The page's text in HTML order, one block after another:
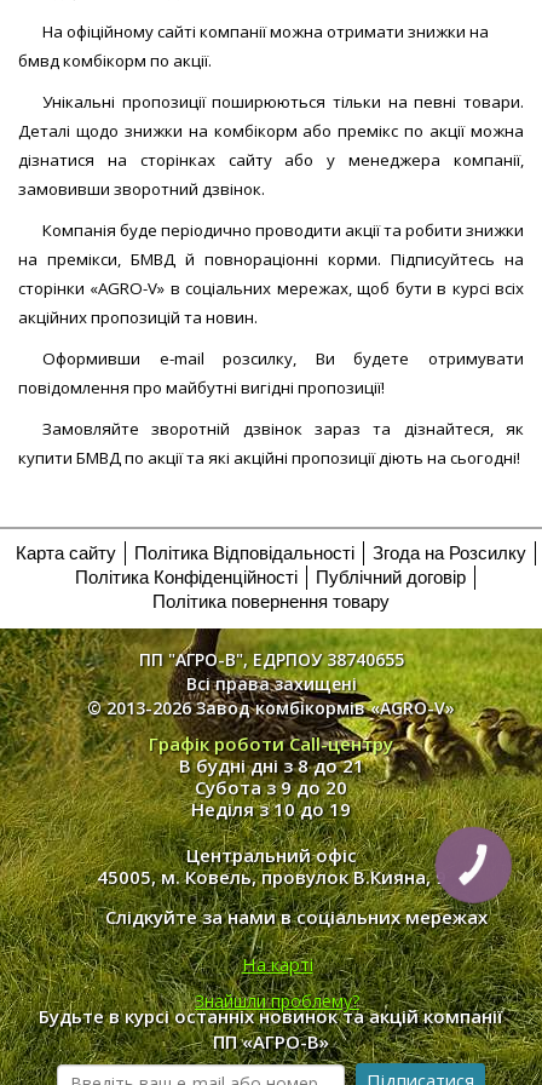
Дозування (граммов БМВД/ килограмм корма):150
Упаковка:паперовий пакет, 10, 25 кг
5/5 29 відгуків
В наявності
На офіційному сайті компанії можна отримати знижки на
бмвд комбікорм по акції.
Унікальні пропозиції поширюються тільки на певні товари.
Деталі щодо знижки на комбікорм або премікс по акції можна
дізнатися на сторінках сайту або у менеджера компанії,
замовивши зворотний дзвінок.
Компанія буде періодично проводити акції та робити знижки
на премікси, БМВД й повнораціонні корми. Підписуйтесь на
сторінки «AGRO-V» в соціальних мережах, щоб бути в курсі всіх
акційних пропозицій та новин.
Оформивши e-mail розсилку, Ви будете отримувати
повідомлення про майбутні вигідні пропозиції!
Замовляйте зворотній дзвінок зараз та дізнайтеся, як
купити БМВД по акції та які акційні пропозиції діють на сьогодні!
Карта сайту Політика Відповідальності
Згода на Розсилку
Політика Конфіденційності
Публічний договір
Політика повернення товару
ПП "АГРО-В", ЕДРПОУ 38740655
Всі права захищені
© 2013-2026 Завод комбікормів «AGRO-V»
Графік роботи Call-центру
В будні дні з 8 до 21
Субота з 9 до 20
Неділя з 10 до 19
Знайшли проблему?
Центральний офіс
45005, м. Ковель, провулок В.Кияна, 9
На карті
Слідкуйте за нами в соціальних мережах
Будьте в курсі останніх новинок та акцій компанії
ПП «АГРО-В»
КНОПКА
СВЯЗИ